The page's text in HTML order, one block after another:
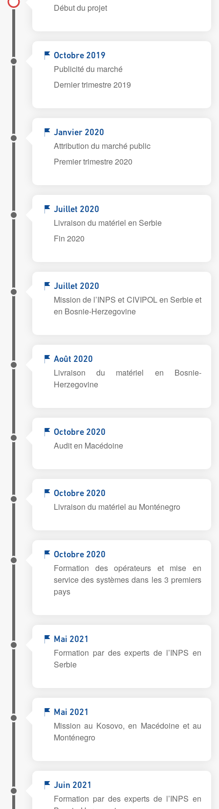
Début du projet
Octobre 2019
Publicité du marché
Dernier trimestre 2019
Janvier 2020
Attribution du marché public
Premier trimestre 2020
Juillet 2020
Livraison du matériel en Serbie
Fin 2020
Juillet 2020
Mission de l’INPS et CIVIPOL en Serbie et
en Bosnie-Herzegovine
Août 2020
Livraison du matériel en Bosnie-
Herzegovine
Octobre 2020
Audit en Macédoine
Octobre 2020
Livraison du matériel au Monténegro
Octobre 2020
Formation des opérateurs et mise en
service des systèmes dans les 3 premiers
pays
Mai 2021
Formation par des experts de l’INPS en
Serbie
Mai 2021
Mission au Kosovo, en Macédoine et au
Monténegro
Juin 2021
Formation par des experts de l’INPS en